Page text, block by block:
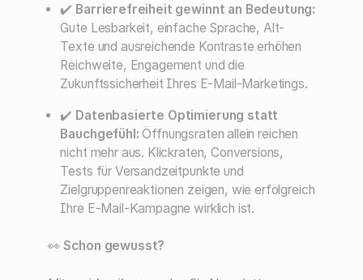
✔️ Barrierefreiheit gewinnt an Bedeutung:
Gute Lesbarkeit, einfache Sprache, Alt-
Texte und ausreichende Kontraste erhöhen
Reichweite, Engagement und die
Zukunftssicherheit Ihres E-Mail-Marketings.
✔️ Datenbasierte Optimierung statt
Bauchgefühl: Öffnungsraten allein reichen
nicht mehr aus. Klickraten, Conversions,
Tests für Versandzeitpunkte und
Zielgruppenreaktionen zeigen, wie erfolgreich
Ihre E-Mail-Kampagne wirklich ist.
👀Schon gewusst?